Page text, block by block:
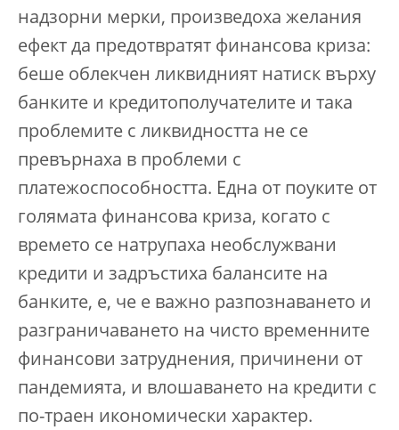
надзорни мерки, произведоха желания
ефект да предотвратят финансова криза:
беше облекчен ликвидният натиск върху
банките и кредитополучателите и така
проблемите с ликвидността не се
превърнаха в проблеми с
платежоспособността. Една от поуките от
голямата финансова криза, когато с
времето се натрупаха необслужвани
кредити и задръстиха балансите на
банките, е, че е важно разпознаването и
разграничаването на чисто временните
финансови затруднения, причинени от
пандемията, и влошаването на кредити с
по-траен икономически характер.